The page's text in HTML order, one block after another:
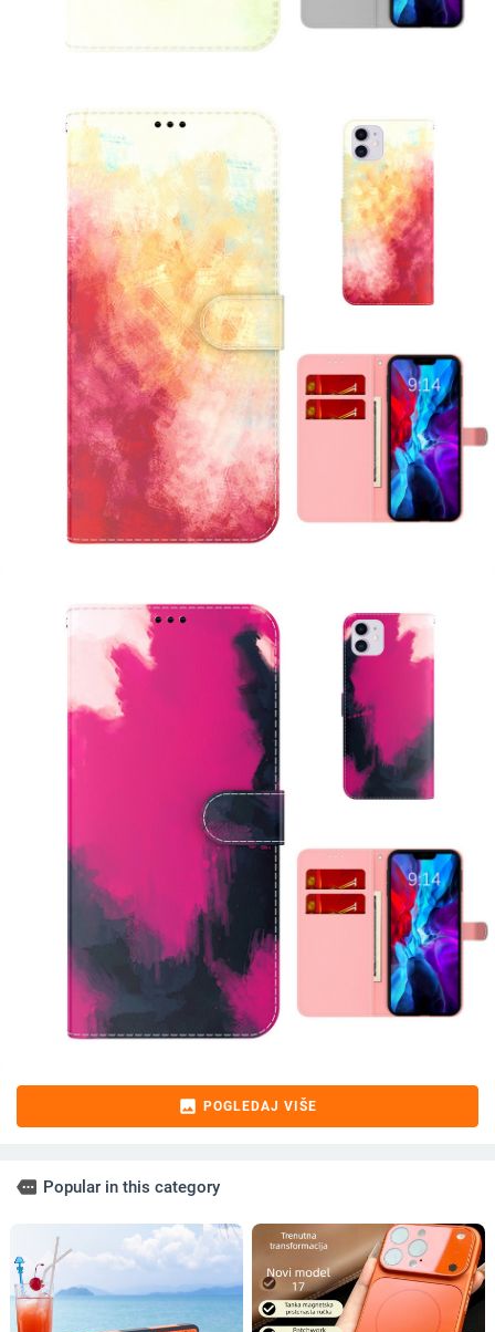
image POGLEDAJ VIŠE
more Popular in this category